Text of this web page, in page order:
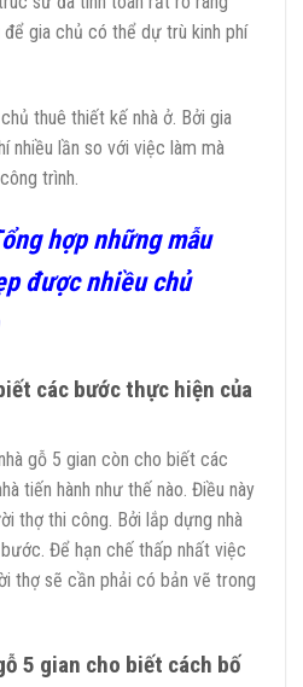
gia chủ có thể dự trù kinh phí
thuê thiết kế nhà ở. Bởi gia
nhiều lần so với việc làm mà
trình.
hợp những mẫu
được nhiều chủ
các bước thực hiện của
gỗ 5 gian còn cho biết các
tiến hành như thế nào. Điều này
thợ thi công. Bởi lắp dựng nhà
Để hạn chế thấp nhất việc
thợ sẽ cần phải có bản vẽ trong
5 gian cho biết cách bố